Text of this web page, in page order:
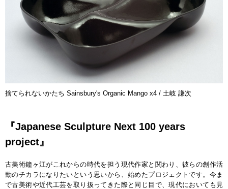
捨てられないかたち Sainsbury's Organic Mango x4 / 土岐 謙次
『Japanese Sculpture Next 100 years
project』
古美術鐘ヶ江がこれからの時代を担う現代作家と関わり、彼らの創作活
動のチカラになりたいという思いから、始めたプロジェクトです。今ま
で古美術や近代工芸を取り扱ってきた際と同じ目で、現代においても見